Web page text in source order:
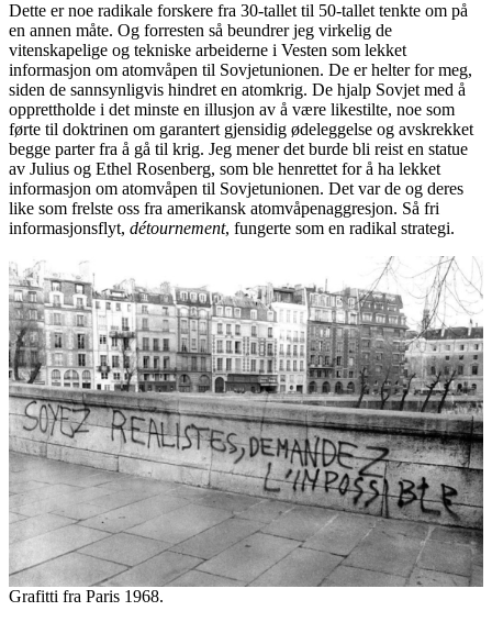
Dette er noe radikale forskere fra 30-tallet til 50-tallet tenkte om på
en annen måte. Og forresten så beundrer jeg virkelig de
vitenskapelige og tekniske arbeiderne i Vesten som lekket
informasjon om atomvåpen til Sovjetunionen. De er helter for meg,
siden de sannsynligvis hindret en atomkrig. De hjalp Sovjet med å
opprettholde i det minste en illusjon av å være likestilte, noe som
førte til doktrinen om garantert gjensidig ødeleggelse og avskrekket
begge parter fra å gå til krig. Jeg mener det burde bli reist en statue
av Julius og Ethel Rosenberg, som ble henrettet for å ha lekket
informasjon om atomvåpen til Sovjetunionen. Det var de og deres
like som frelste oss fra amerikansk atomvåpenaggresjon. Så fri
informasjonsflyt, détournement, fungerte som en radikal strategi.
Grafitti fra Paris 1968.